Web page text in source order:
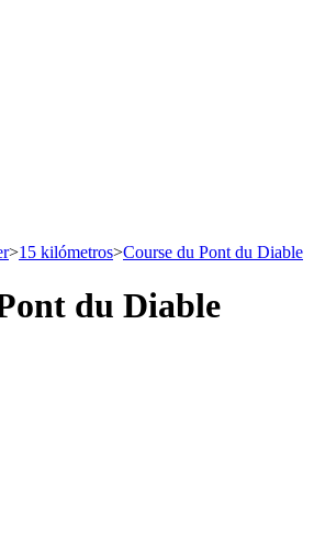
>15 kilómetros>Course du Pont du Diable
du Diable